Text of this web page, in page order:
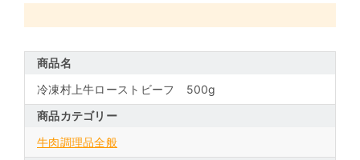
商品名
冷凍村上牛ローストビーフ 500g
商品カテゴリー
牛肉調理品全般